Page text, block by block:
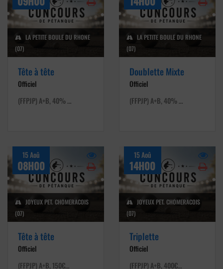
LA PETITE BOULE DU RHONE
(07)
Tête à tête
Officiel
(FFPJP) A+B, 40% …
LA PETITE BOULE DU RHONE
(07)
Doublette Mixte
Officiel
(FFPJP) A+B, 40% …
15 Aoû
08H00
JOYEUX PET. CHOMERACOIS
(07)
Tête à tête
Officiel
(FFPJP) A+B, 150€…
15 Aoû
14H00
JOYEUX PET. CHOMERACOIS
(07)
Triplette
Officiel
(FFPJP) A+B, 400€…